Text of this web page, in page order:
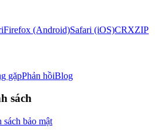
Firefox (Android)Safari (iOS)CRXZIP
gặpPhản hồiBlog
sách
sách bảo mật